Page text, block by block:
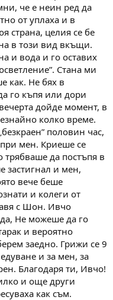
че е неин ред да
от уплаха и в
страна, целия се бе
в този вид вкъщи.
и вода и го оставих
Стана ми
как. Не бях в
го къпя или дори
дойде момент, в
колко време.
половин час,
мен. Криеше се
да постъпя в
застигнал и мен,
вече беше
и колеги от
с Шон. Ивчо
Не можеше да го
и вероятно
заедно. Грижи се 9
и за мен, за
Благодаря ти, Ивчо!
и още други
как съм.